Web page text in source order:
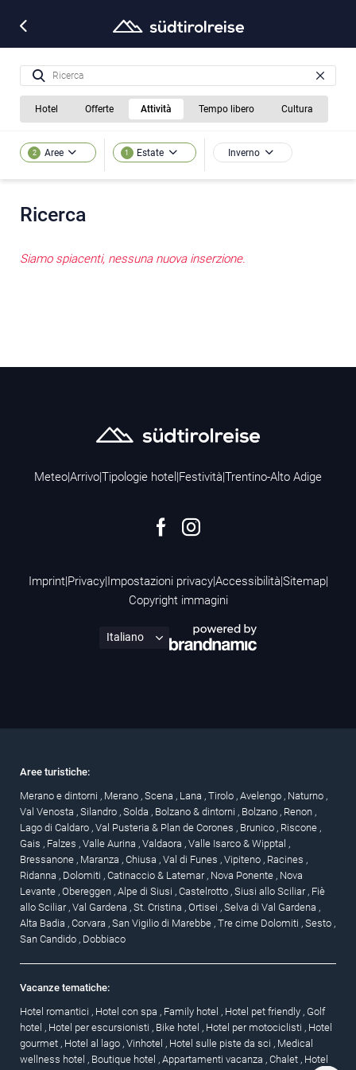
Hotel Offerte Attività Tempo libero Cultura
2 Aree 1 Estate Inverno
Ricerca
Siamo spiacenti, nessuna nuova inserzione.
MeteoArrivoTipologie hotel Festività Trentino-Alto Adige
Imprint| Privacy| Impostazioni privacy|Accessibilità Sitemap|
Copyright immagini
Aree turistiche:
Merano e dintorni , Merano , Scena , Lana , Tirolo , Avelengo , Naturno ,
Val Venosta , Silandro , Solda , Bolzano & dintorni , Bolzano , Renon ,
Lago di Caldaro , Val Pusteria & Plan de Corones , Brunico , Riscone ,
Gais , Falzes , Valle Aurina , Valdaora , Valle Isarco & Wipptal ,
Bressanone , Maranza , Chiusa , Val di Funes , Vipiteno , Racines ,
Ridanna , Dolomiti , Catinaccio & Latemar , Nova Ponente , Nova
Levante , Obereggen , Alpe di Siusi , Castelrotto , Siusi allo Sciliar , Fiè
allo Sciliar , Val Gardena , St. Cristina , Ortisei , Selva di Val Gardena ,
Alta Badia , Corvara , San Vigilio di Marebbe , Tre cime Dolomiti , Sesto ,
San Candido , Dobbiaco
Vacanze tematiche:
Hotel romantici , Hotel con spa , Family hotel , Hotel pet friendly , Golf
hotel , Hotel per escursionisti , Bike hotel , Hotel per motociclisti , Hotel
gourmet , Hotel al lago , Vinhotel , Hotel sulle piste da sci , Medical
wellness hotel , Boutique hotel , Appartamenti vacanza , Chalet , Hotel